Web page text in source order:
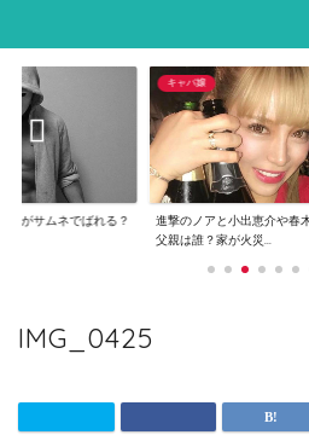
像がサムネでばれる？
キャバ嬢
進撃のノアと小出恵介や春
父親は誰？家が火災...
IMG_0425